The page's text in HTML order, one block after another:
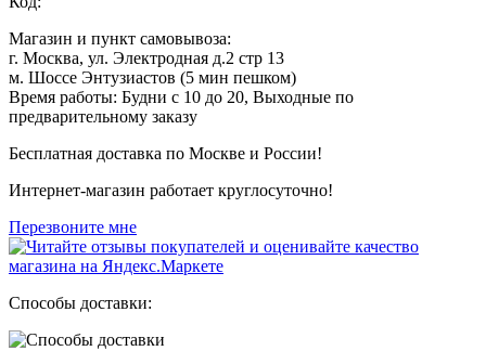
Магазин и пункт самовывоза:
г. Москва, ул. Электродная д.2 стр 13
м. Шоссе Энтузиастов (5 мин пешком)
Время работы: Будни с 10 до 20, Выходные по
предварительному заказу
Бесплатная доставка по Москве и России!
Интернет-магазин работает круглосуточно!
Перезвоните мне
Способы доставки: